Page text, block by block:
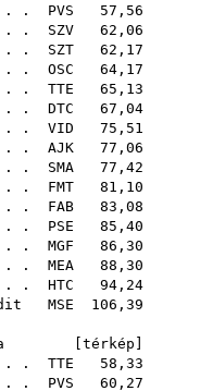
. . PVS 57,56
. . SZV 62,06
. . SZT 62,17
. . OSC 64,17
. TTE 65,13
. . DTC 67,04
. . VID 75,51
. . AJK 77,06
. . SMA 77,42
. . FMT 81,10
. . FAB 83,08
. . PSE 85,40
. . MGF 86,30
. . MEA 88,30
. . HTC 94,24
MSE 106,39
[ térkép
. . TTE 58,33
. . PVS 60,27